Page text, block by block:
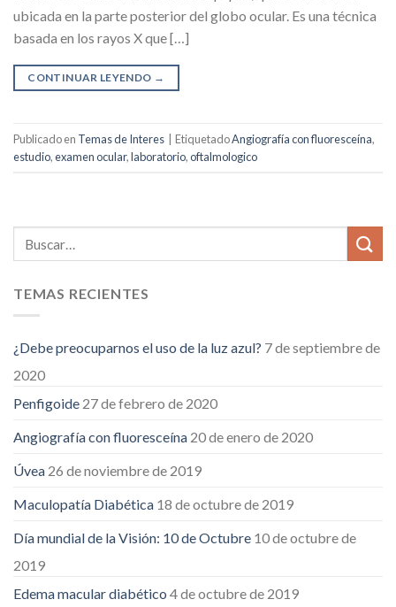
ubicada en la parte posterior del globo ocular. Es una técnica
basada en los rayos X que […]
CONTINUAR LEYENDO →
Publicado en Temas de Interes EtiquetadoAngiografía con fluoresceína,
estudio,examen ocular,laboratorio,oftalmologico
TEMAS RECIENTES
¿Debe preocuparnos el uso de la luz azul? 7 de septiembre de
2020
Penfigoide 27 de febrero de 2020
Angiografía con fluoresceína 20 de enero de 2020
Úvea 26 de noviembre de 2019
Maculopatía Diabética 18 de octubre de 2019
Día mundial de la Visión: 10 de Octubre 10 de octubre de
2019
Edema macular diabético 4 de octubre de 2019